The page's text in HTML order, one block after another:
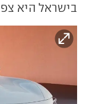
בישראל היא